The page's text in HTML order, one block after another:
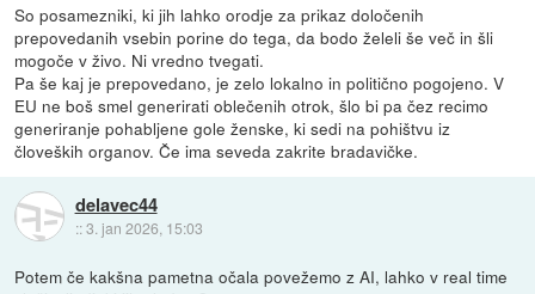
So posamezniki, ki jih lahko orodje za prikaz določenih
prepovedanih vsebin porine do tega, da bodo želeli še več in šli
mogoče v živo. Ni vredno tvegati.
Pa še kaj je prepovedano, je zelo lokalno in politično pogojeno. V
EU ne boš smel generirati oblečenih otrok, šlo bi pa čez recimo
generiranje pohabljene gole ženske, ki sedi na pohištvu iz
človeških organov. Če ima seveda zakrite bradavičke.
delavec44
::3. jan 2026, 15:03
Potem če kakšna pametna očala povežemo z AI, lahko v real time